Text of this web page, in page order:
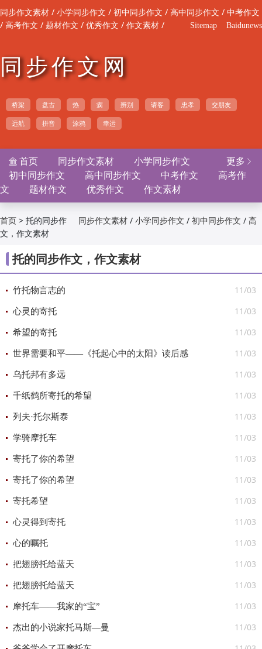
同步作文素材 / 小学同步作文 / 初中同步作文 / 高中同步作文 / 中考作文
/ 高考作文 / 题材作文 / 优秀作文 / 作文素材 / Sitemap Baidunews
同步作文网
桥梁 盘古 热 瘸 辨别 请客 忠孝 交朋友
远航 拼音 涂鸦 幸运
更多 
 首页 同步作文素材
小学同步作文
初中同步作文
高中同步作文 中考作文
高考作
文
题材作文 优秀作文 作文素材
同步作文素材 /小学同步作文 /初中同步作文 /高
首页 > 托的同步作
文，作文素材
托的同步作文，作文素材
11/03
竹托物言志的
11/03
心灵的寄托
11/03
希望的寄托
11/03
世界需要和平——《托起心中的太阳》读后感
11/03
乌托邦有多远
11/03
千纸鹤所寄托的希望
11/03
列夫·托尔斯泰
11/03
学骑摩托车
11/03
寄托了你的希望
11/03
寄托了你的希望
11/03
寄托希望
11/03
心灵得到寄托
11/03
心的嘱托
11/03
把翅膀托给蓝天
11/03
把翅膀托给蓝天
11/03
摩托车――我家的“宝”
11/03
杰出的小说家托马斯—曼